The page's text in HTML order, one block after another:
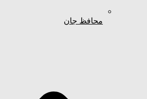
محافظ جان